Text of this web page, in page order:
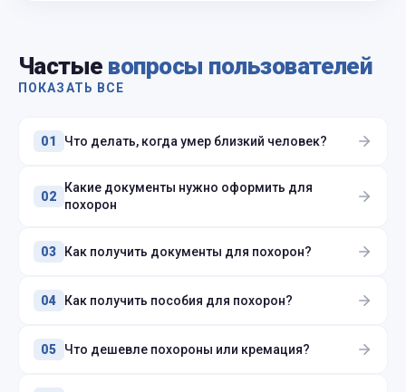
Частые вопросы пользователей
ПОКАЗАТЬ ВСЕ
01 Что делать, когда умер близкий человек?
02
Какие документы нужно оформить для
похорон
03 Как получить документы для похорон?
04 Как получить пособия для похорон?
05 Что дешевле похороны или кремация?